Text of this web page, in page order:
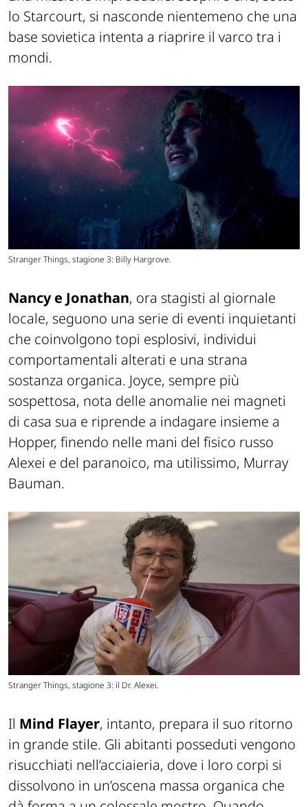
lo Starcourt, si nasconde nientemeno che una
base sovietica intenta a riaprire il varco tra i
mondi.
Stranger Things, stagione 3: Billy Hargrove.
Nancy e Jonathan, ora stagisti al giornale
locale, seguono una serie di eventi inquietanti
che coinvolgono topi esplosivi, individui
comportamentali alterati e una strana
sostanza organica. Joyce, sempre più
sospettosa, nota delle anomalie nei magneti
di casa sua e riprende a indagare insieme a
Hopper, finendo nelle mani del fisico russo
Alexei e del paranoico, ma utilissimo, Murray
Bauman.
Stranger Things, stagione 3: il Dr. Alexei.
Il Mind Flayer, intanto, prepara il suo ritorno
in grande stile. Gli abitanti posseduti vengono
risucchiati nell’acciaieria, dove i loro corpi si
dissolvono in un’oscena massa organica che